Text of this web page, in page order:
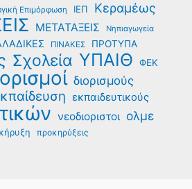
Επιμόρφωση ΙΕΠ Κεραμέως
ΜΕΤΑΤΑΞΕΙΣ
Νηπιαγωγεία
ΠΙΝΑΚΕΣ ΠΡΟΤΥΠΑ
Σχολεία ΥΠΑΙΘ ΦΕΚ
διορισμούς
εκπαιδευτικούς
νεοδιοριστοι ολμε
προκηρύξεις